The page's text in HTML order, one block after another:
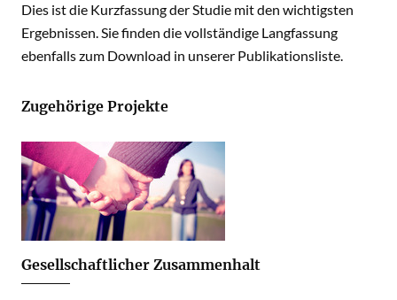
Dies ist die Kurzfassung der Studie mit den wichtigsten
Ergebnissen. Sie finden die vollständige Langfassung
ebenfalls zum Download in unserer Publikationsliste.
Zugehörige Projekte
Gesellschaftlicher Zusammenhalt